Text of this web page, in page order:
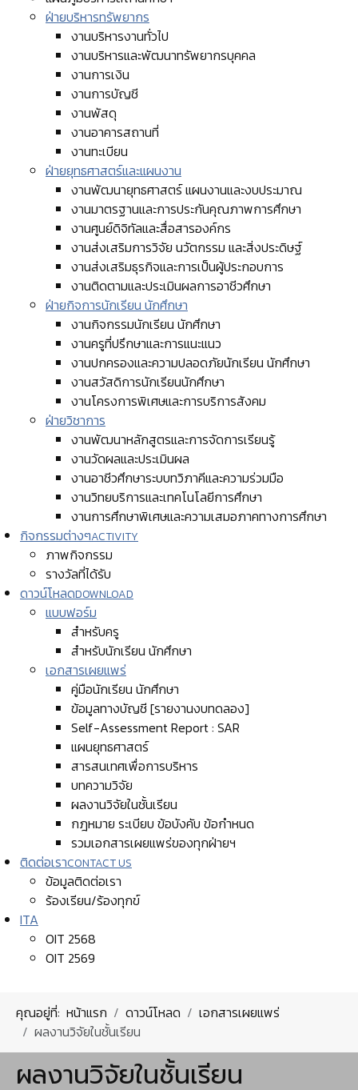
ฝ่ายบริหารทรัพยากร
งานบริหารงานทั่วไป
งานบริหารและพัฒนาทรัพยากรบุคคล
งานการเงิน
งานการบัญชี
งานพัสดุ
งานอาคารสถานที่
งานทะเบียน
ฝ่ายยุทธศาสตร์และแผนงาน
งานพัฒนายุทธศาสตร์ แผนงานและงบประมาณ
งานมาตรฐานและการประกันคุณภาพการศึกษา
งานศูนย์ดิจิทัลและสื่อสารองค์กร
งานส่งเสริมการวิจัย นวัตกรรม และสิ่งประดิษฐ์
งานส่งเสริมธุรกิจและการเป็นผู้ประกอบการ
งานติดตามและประเมินผลการอาชีวศึกษา
ฝ่ายกิจการนักเรียน นักศึกษา
งานกิจกรรมนักเรียน นักศึกษา
งานครูที่ปรึกษาและการแนะแนว
งานปกครองและความปลอดภัยนักเรียน นักศึกษา
งานสวัสดิการนักเรียนนักศึกษา
งานโครงการพิเศษและการบริการสังคม
ฝ่ายวิชาการ
งานพัฒนาหลักสูตรและการจัดการเรียนรู้
งานวัดผลและประเมินผล
งานอาชีวศึกษาระบบทวิภาคีและความร่วมมือ
งานวิทยบริการและเทคโนโลยีการศึกษา
งานการศึกษาพิเศษและความเสมอภาคทางการศึกษา
กิจกรรมต่างๆACTIVITY
ภาพกิจกรรม
รางวัลที่ได้รับ
ดาวน์โหลดDOWNLOAD
แบบฟอร์ม
สำหรับครู
สำหรับนักเรียน นักศึกษา
เอกสารเผยแพร่
คู่มือนักเรียน นักศึกษา
ข้อมูลทางบัญชี [รายงานงบทดลอง]
Self-Assessment Report : SAR
แผนยุทธศาสตร์
สารสนเทศเพื่อการบริหาร
บทความวิจัย
ผลงานวิจัยในชั้นเรียน
กฎหมาย ระเบียบ ข้อบังคับ ข้อกำหนด
รวมเอกสารเผยแพร่ของทุกฝ่ายฯ
ติดต่อเราCONTACT US
ข้อมูลติดต่อเรา
ร้องเรียน/ร้องทุกข์
ITA
OIT 2568
OIT 2569
คุณอยู่ที่: หน้าแรก ดาวน์โหลด
เอกสารเผยแพร่
ผลงานวิจัยในชั้นเรียน
ผลงานวิจัยในชั้นเรียน